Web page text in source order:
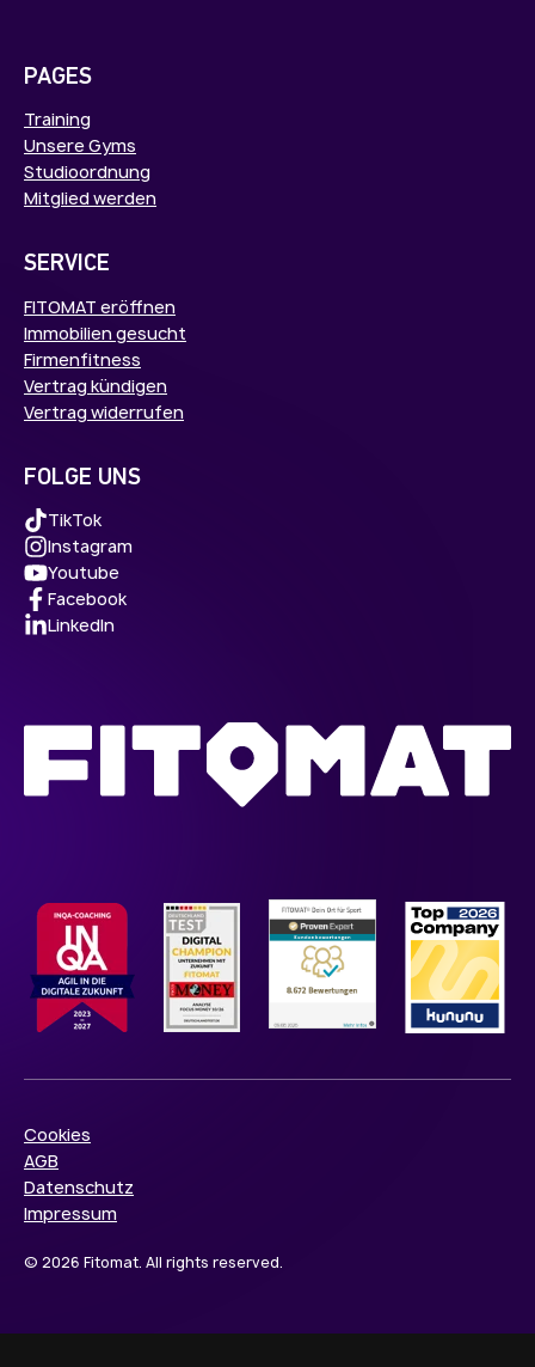
PAGES
Training
Unsere Gyms
Studioordnung
Mitglied werden
SERVICE
FITOMAT eröffnen
Immobilien gesucht
Firmenfitness
Vertrag kündigen
Vertrag widerrufen
FOLGE UNS
TikTok
Instagram
Youtube
Facebook
LinkedIn
© 2026 Fitomat. All rights reserved.
Cookies
AGB
Datenschutz
Impressum